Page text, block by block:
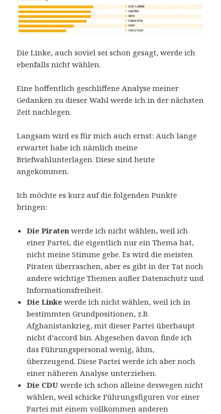
Die Linke, auch soviel sei schon gesagt, werde ich
ebenfalls nicht wählen.
Eine hoffentlich geschliffene Analyse meiner
Gedanken zu dieser Wahl werde ich in der nächsten
Zeit nachlegen.
Langsam wird es für mich auch ernst: Auch lange
erwartet habe ich nämlich meine
Briefwahlunterlagen. Diese sind heute
angekommen.
Ich möchte es kurz auf die folgenden Punkte
bringen:
Die Piraten werde ich nicht wählen, weil ich
einer Partei, die eigentlich nur ein Thema hat,
nicht meine Stimme gebe. Es wird die meisten
Piraten überraschen, aber es gibt in der Tat noch
andere wichtige Themen außer Datenschutz und
Informationsfreiheit.
Die Linke werde ich nicht wählen, weil ich in
bestimmten Grundpositionen, z.B.
Afghanistankrieg, mit dieser Partei überhaupt
nicht d’accord bin. Abgesehen davon finde ich
das Führungspersonal wenig, ähm,
überzeugend. Diese Partei werde ich aber noch
einer näheren Analyse unterziehen.
Die CDU werde ich schon alleine deswegen nicht
wählen, weil schicke Führungsfiguren vor einer
Partei mit einem vollkommen anderen